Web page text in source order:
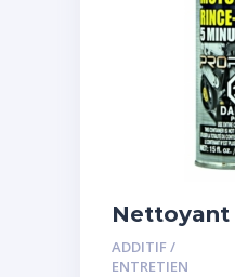
Nettoyant
vidange
ADDITIF /
ENTRETIEN